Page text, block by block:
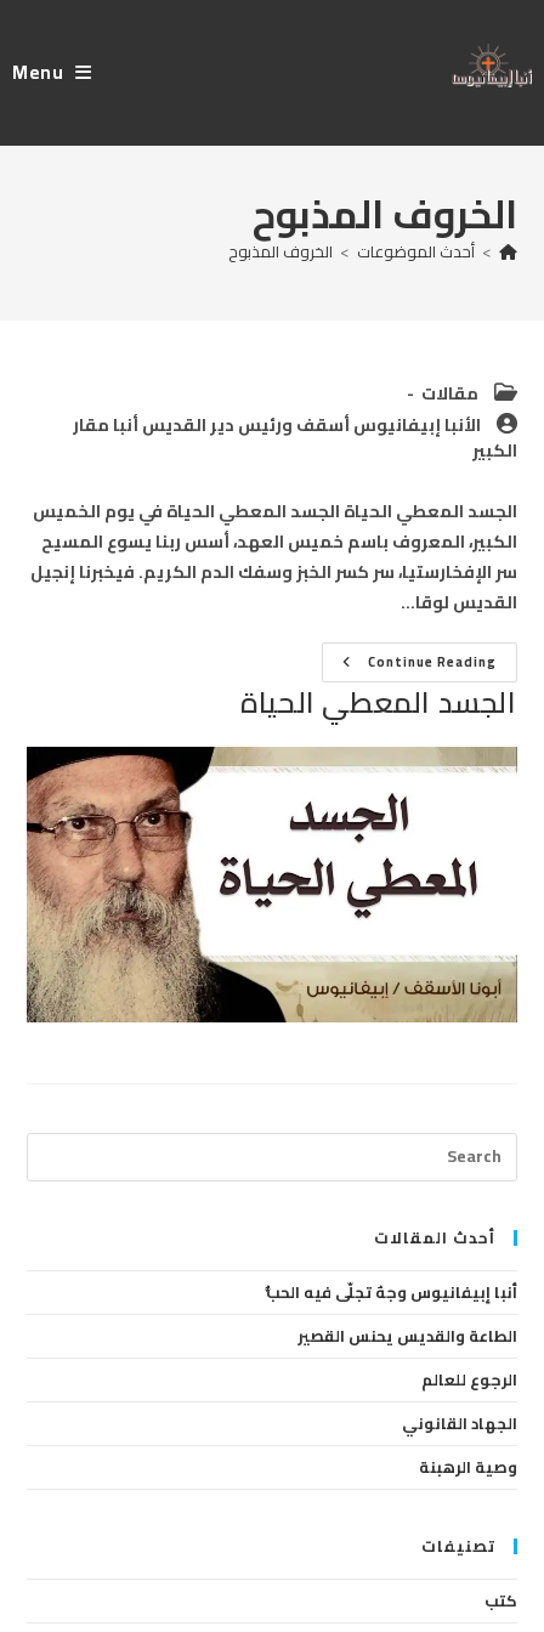
content
Menu
الخروف المذبوح
> أحدث الموضوعات > الخروف المذبوح
Post
category:
مقالات
Post
author:
الأنبا إبيفانيوس أسقف ورئيس دير القديس أنبا مقار
الكبير
الجسد المعطي الحياة الجسد المعطي الحياة في يوم الخميس
الكبير، المعروف باسم خميس العهد، أسس ربنا يسوع المسيح
سر الإفخارستيا، سر كسر الخبز وسفك الدم الكريم. فيخبرنا إنجيل
القديس لوقا…
Continue Readingالجسد
المعطي
الحياة
الجسد المعطي الحياة
أحدث المقالات
أنبا إبيفانيوس وجهٌ تجلّى فيه الحبُّ
الطاعة والقديس يحنس القصير
الرجوع للعالم
الجهاد القانوني
وصية الرهبنة
تصنيفات
كتب